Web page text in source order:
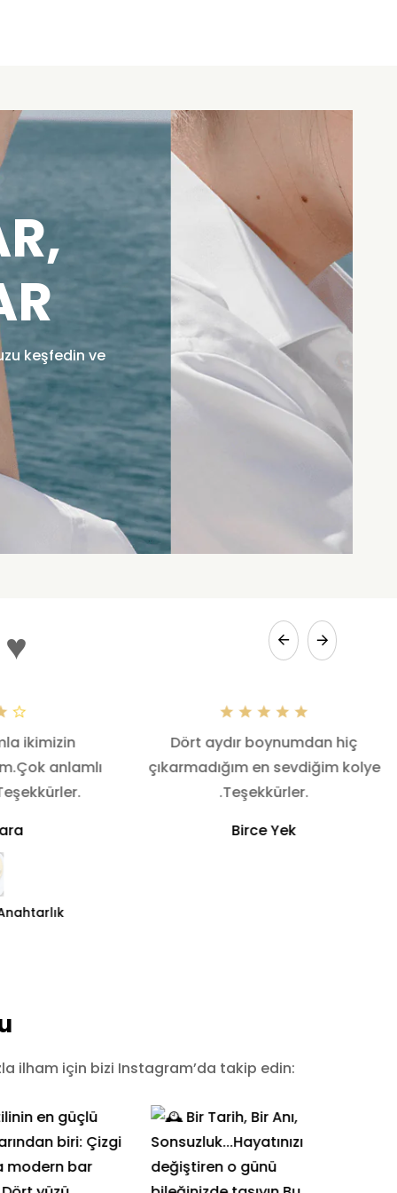
keşfedin ve
ikimizin
anlamlı
Dört aydır boynumdan hiç
çıkarmadığım en sevdiğim kolye
.Teşekkürler.
Birce Yek
ilham için bizi Instagram’da takip edin: